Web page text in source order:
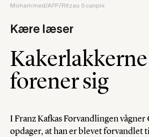
Mohammed/AFP/Ritzau Scanpix
Kære læser
Kakerlakkerne
forener sig
I Franz Kafkas Forvandlingen vågner
opdager, at han er blevet forvandlet